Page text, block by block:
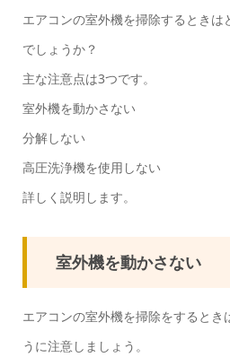
エアコンの室外機を掃除するとき
でしょうか？
主な注意点は3つです。
室外機を動かさない
分解しない
高圧洗浄機を使用しない
詳しく説明します。
室外機を動かさない
エアコンの室外機を掃除をするとき
うに注意しましょう。